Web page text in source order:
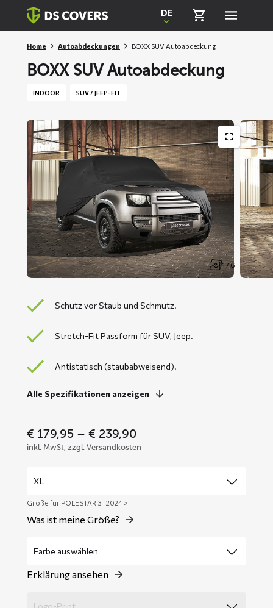
Skiplinks
DE
Home Autoabdeckungen BOXX SUV Autoabdeckung
BOXX SUV Autoabdeckung
INDOOR SUV / JEEP-FIT
1 / 6
Schutz vor Staub und Schmutz.
Stretch-Fit Passform für SUV, Jeep.
Antistatisch (staubabweisend).
Alle Spezifikationen anzeigen
€ 179,95 – € 239,90
range:
inkl. MwSt, zzgl. Versandkosten
Größe für POLESTAR 3 | 2024 >
Was ist meine Größe?
Erklärung ansehen